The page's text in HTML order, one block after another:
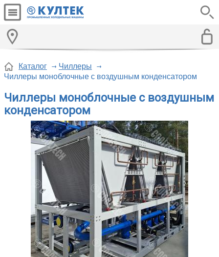
Каталог
Чиллеры
Чиллеры моноблочные с воздушным конденсатором
Чиллеры моноблочные с воздушным
конденсатором